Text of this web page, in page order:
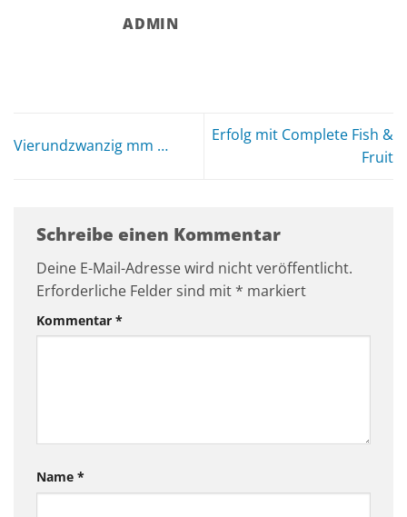
ADMIN
Vierundzwanzig mm …
Erfolg mit Complete Fish &
Fruit
Schreibe einen Kommentar
Deine E-Mail-Adresse wird nicht veröffentlicht.
Erforderliche Felder sind mit * markiert
Kommentar *
Name *